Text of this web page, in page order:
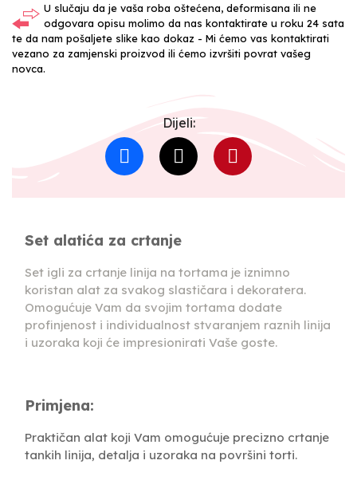
U slučaju da je vaša roba oštećena, deformisana ili ne
odgovara opisu molimo da nas kontaktirate u roku 24 sata
te da nam pošaljete slike kao dokaz - Mi ćemo vas kontaktirati
vezano za zamjenski proizvod ili ćemo izvršiti povrat vašeg
novca.
Dijeli:
Set alatića za crtanje
Set igli za crtanje linija na tortama je iznimno
koristan alat za svakog slastičara i dekoratera.
Omogućuje Vam da svojim tortama dodate
profinjenost i individualnost stvaranjem raznih linija
i uzoraka koji će impresionirati Vaše goste.
Primjena:
Praktičan alat koji Vam omogućuje precizno crtanje
tankih linija, detalja i uzoraka na površini torti.